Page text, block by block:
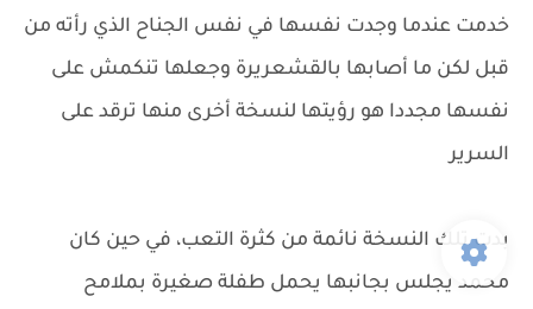
خدمت عندما وجدت نفسها في نفس الجناح الذي رأته من
قبل لكن ما أصابها بالقشعريرة وجعلها تنكمش على
نفسها مجددا هو رؤيتها لنسخة أخرى منها ترقد على
السرير
بدت تلك النسخة نائمة من كثرة التعب، في حين كان
محمد يجلس بجانبها يحمل طفلة صغيرة بملامح